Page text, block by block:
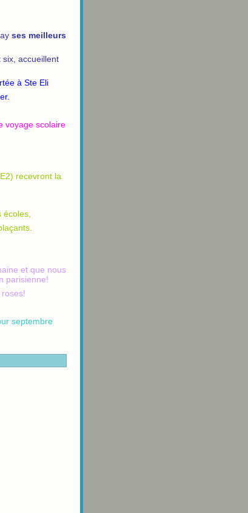
ses meilleurs
accueillent
à Ste Eli
voyage scolaire
recevront la
écoles,
et que nous
parisienne!
septembre